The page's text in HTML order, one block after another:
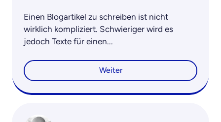
Einen Blogartikel zu schreiben ist nicht
wirklich kompliziert. Schwieriger wird es
jedoch Texte für einen...
Weiter